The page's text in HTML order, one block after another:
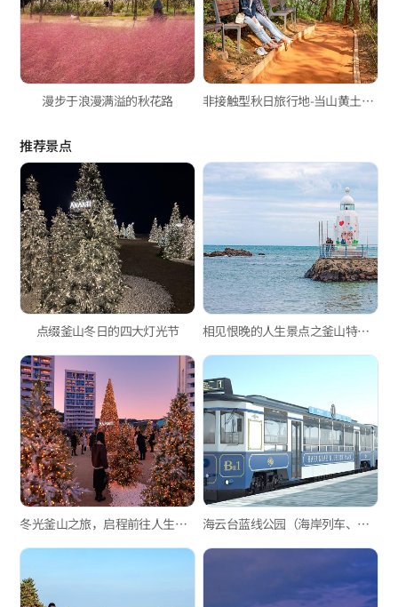
漫步于浪漫满溢的秋花路 非接触型秋日旅行地-当山黄土路、水营史迹公园
推荐景点
点缀釜山冬日的四大灯光节 相见恨晚的人生景点之釜山特色灯塔篇
冬光釜山之旅，启程前往人生照拍照区！ 海云台蓝线公园（海岸列车、天空舱）